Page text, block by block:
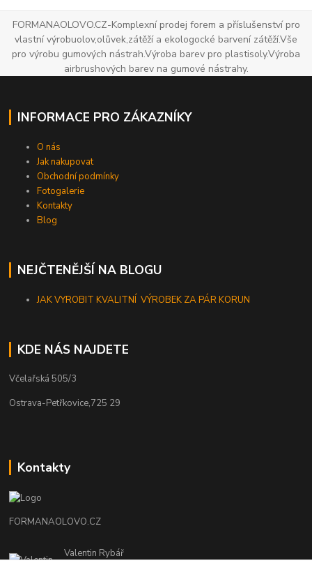
FORMANAOLOVO.CZ-Komplexní prodej forem a příslušenství pro
vlastní výrobuolov,olůvek,zátěží a ekologocké barvení zátěží.Vše
pro výrobu gumových nástrah.Výroba barev pro plastisoly.Výroba
airbrushových barev na gumové nástrahy.
INFORMACE PRO ZÁKAZNÍKY
O nás
Jak nakupovat
Obchodní podmínky
Fotogalerie
Kontakty
Blog
NEJČTENĚJŠÍ NA BLOGU
JAK VYROBIT KVALITNÍ VÝROBEK ZA PÁR KORUN
KDE NÁS NAJDETE
Včelařská 505/3
Ostrava-Petřkovice,725 29
Kontakty
FORMANAOLOVO.CZ
Valentin Rybář